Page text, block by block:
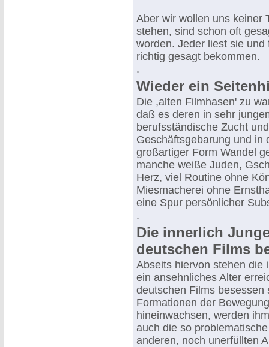
Aber wir wollen uns keiner
stehen, sind schon oft
worden. Jeder liest sie
richtig gesagt bekommen.
.
Wieder ein
Die ,alten Filmhasen' zu
daß es deren in sehr
berufsständische Zucht
Geschäftsgebarung und in
großartiger Form Wandel
manche weiße Juden,
Herz, viel Routine ohne
Miesmacherei ohne
eine Spur persönlicher
.
Die innerlich
deutschen Films
Abseits hiervon stehen die
ein ansehnliches Alter
deutschen Films
Formationen der
hineinwachsen, werden
auch die so
anderen, noch unerfüllten